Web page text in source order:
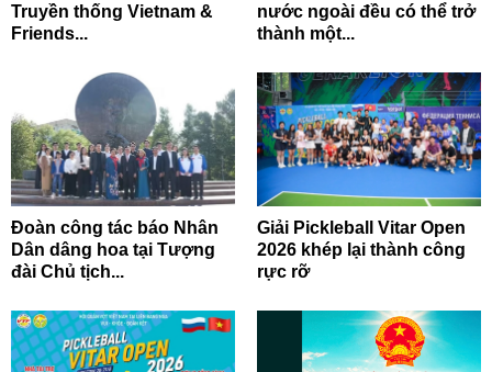
Truyền thống Vietnam &
Friends...
nước ngoài đều có thể trở
thành một...
Đoàn công tác báo Nhân
Dân dâng hoa tại Tượng
đài Chủ tịch...
Giải Pickleball Vitar Open
2026 khép lại thành công
rực rỡ